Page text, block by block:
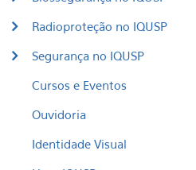
Radioproteção no IQUSP
Segurança no IQUSP
Cursos e Eventos
Ouvidoria
Identidade Visual